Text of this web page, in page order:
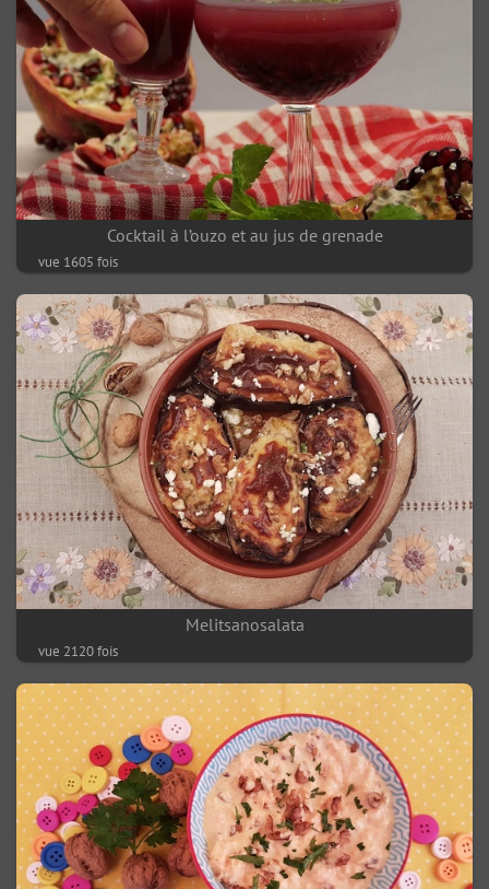
Cocktail à l’ouzo et au jus de grenade
vue 1605 fois
Melitsanosalata
vue 2120 fois